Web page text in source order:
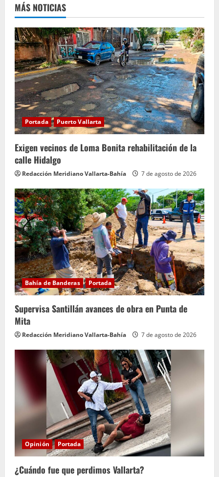
l
e
y
e
n
d
o
MÁS NOTICIAS
Portada Puerto Vallarta
Exigen vecinos de Loma Bonita rehabilitación de la
calle Hidalgo
Redacción Meridiano Vallarta-Bahía 7 de agosto de 2026
Bahía de Banderas Portada
Supervisa Santillán avances de obra en Punta de
Mita
Redacción Meridiano Vallarta-Bahía 7 de agosto de 2026
Opinión Portada
¿Cuándo fue que perdimos Vallarta?